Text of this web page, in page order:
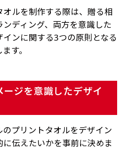
オルを制作する際は、贈る相
ディング、両方を意識した
ンに関する3つの原則となる
す。
ジを意識したデザイ
プリントタオルをデザイン
伝えたいかを事前に決めま